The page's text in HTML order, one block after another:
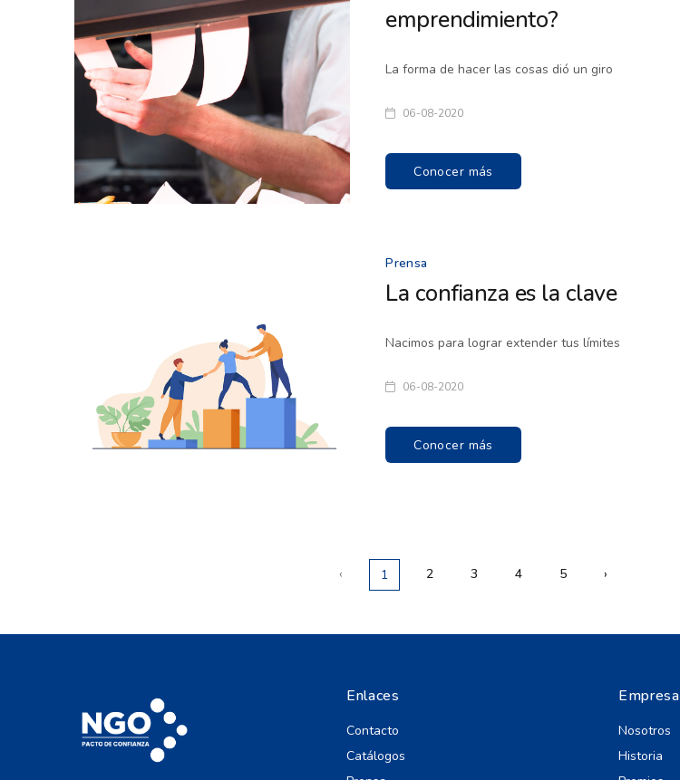
emprendimiento?
La forma de hacer las cosas dió un giro
06-08-2020
Conocer más
Prensa
La confianza es la clave
Nacimos para lograr extender tus límites
06-08-2020
Conocer más
‹ 1 2 3 4 5 ›
Enlaces
Contacto
Catálogos
Empresa
Nosotros
Historia